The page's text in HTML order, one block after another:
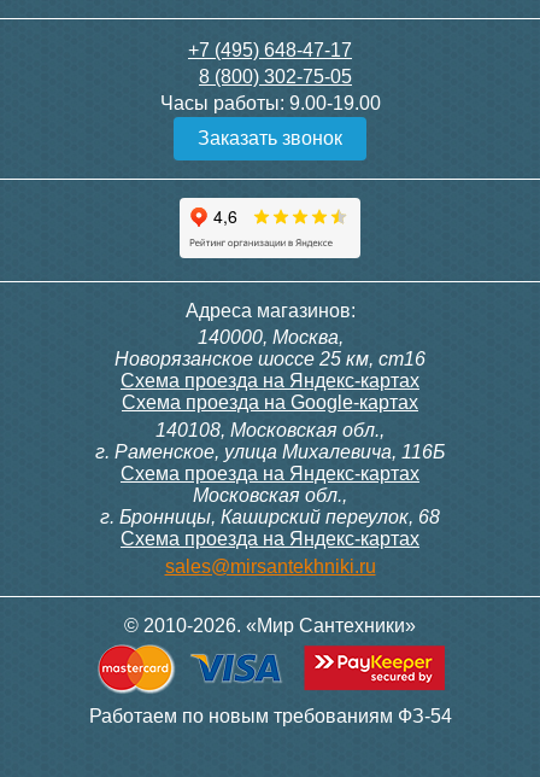
+7 (495) 648-47-17
8 (800) 302-75-05
Часы работы: 9.00-19.00
Заказать звонок
Адреса магазинов:
140000, Москва,
Новорязанское шоссе 25 км, ст16
Схема проезда на Яндекс-картах
Схема проезда на Google-картах
140108, Московская обл.,
г. Раменское, улица Михалевича, 116Б
Схема проезда на Яндекс-картах
Московская обл.,
г. Бронницы, Каширский переулок, 68
Схема проезда на Яндекс-картах
sales@mirsantekhniki.ru
© 2010-2026. «Мир Сантехники»
Работаем по новым требованиям ФЗ-54